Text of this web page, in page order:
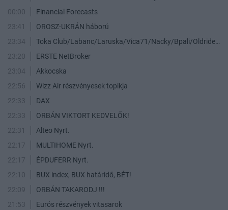
00:00
Financial Forecasts
23:41
OROSZ-UKRÁN háború
23:34
23:20
ERSTE NetBroker
23:04
Akkocska
22:56
Wizz Air részvényesek topikja
22:33
DAX
22:33
ORBÁN VIKTORT KEDVELŐK!
22:31
Alteo Nyrt.
22:17
MULTIHOME Nyrt.
22:17
ÉPDUFERR Nyrt.
22:10
BUX index, BUX határidő, BÉT!
22:09
ORBÁN TAKARODJ !!!
21:53
Eurós részvények vitasarok